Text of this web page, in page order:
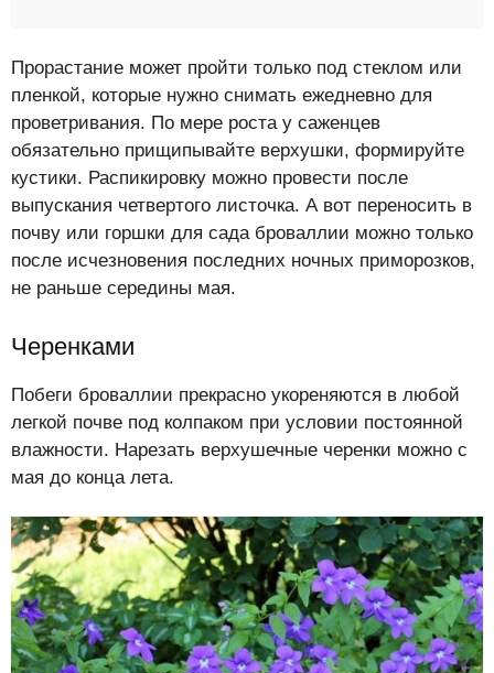
Прорастание может пройти только под стеклом или
пленкой, которые нужно снимать ежедневно для
проветривания. По мере роста у саженцев
обязательно прищипывайте верхушки, формируйте
кустики. Распикировку можно провести после
выпускания четвертого листочка. А вот переносить в
почву или горшки для сада броваллии можно только
после исчезновения последних ночных приморозков,
не раньше середины мая.
Черенками
Побеги броваллии прекрасно укореняются в любой
легкой почве под колпаком при условии постоянной
влажности. Нарезать верхушечные черенки можно с
мая до конца лета.